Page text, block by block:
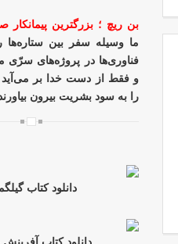
بن ریچ ؛ بزرگترین پیمانکار
ما وسیله سفر بین ستاره‌ها
فناوری‌ها در پروژه‌های سرّی
و فقط از دست خدا بر می‌آید
را به سود بشریت بیرون
دانلود کتاب